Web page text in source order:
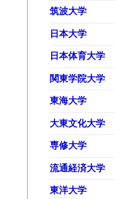
筑波大学
日本大学
日本体育大学
関東学院大学
東海大学
大東文化大学
専修大学
流通経済大学
東洋大学